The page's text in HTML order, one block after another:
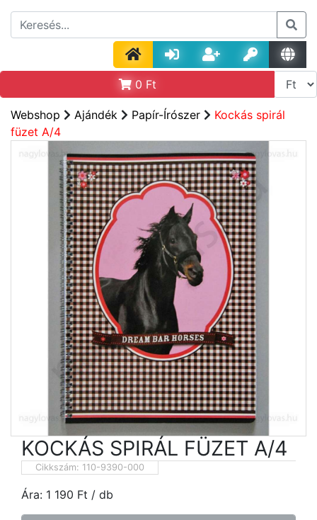
0 Ft
Webshop Ajándék Papír-Írószer
Kockás spirál
füzet A/4
KOCKÁS SPIRÁL FÜZET A/4
Cikkszám: 110-9390-000
Ára: 1 190 Ft / db